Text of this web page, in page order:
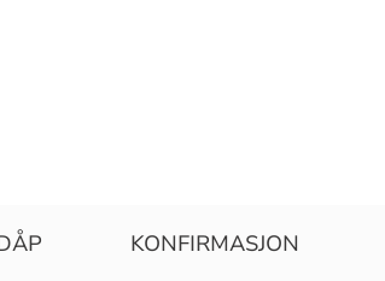
KONFIRMASJON